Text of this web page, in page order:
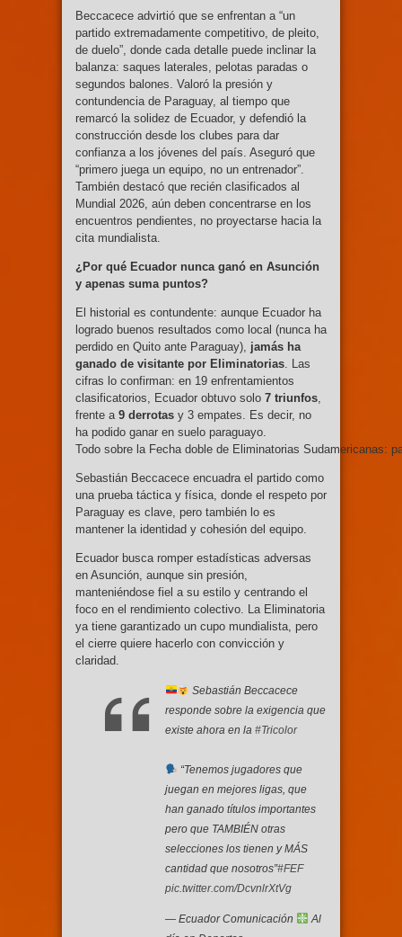
Beccacece advirtió que se enfrentan a “un
partido extremadamente competitivo, de pleito,
de duelo”, donde cada detalle puede inclinar la
balanza: saques laterales, pelotas paradas o
segundos balones. Valoró la presión y
contundencia de Paraguay, al tiempo que
remarcó la solidez de Ecuador, y defendió la
construcción desde los clubes para dar
confianza a los jóvenes del país. Aseguró que
“primero juega un equipo, no un entrenador”.
También destacó que recién clasificados al
Mundial 2026, aún deben concentrarse en los
encuentros pendientes, no proyectarse hacia la
cita mundialista.
¿Por qué Ecuador nunca ganó en Asunción
y apenas suma puntos?
El historial es contundente: aunque Ecuador ha
logrado buenos resultados como local (nunca ha
perdido en Quito ante Paraguay), jamás ha
ganado de visitante por Eliminatorias . Las
cifras lo confirman: en 19 enfrentamientos
clasificatorios, Ecuador obtuvo solo 7 triunfos
frente a 9 derrotas y 3 empates. Es decir, no
ha podido ganar en suelo paraguayo.
Todo sobre la Fecha doble de Eliminatorias Sudamericanas:
Sebastián Beccacece encuadra el partido como
una prueba táctica y física, donde el respeto por
Paraguay es clave, pero también lo es
mantener la identidad y cohesión del equipo.
Ecuador busca romper estadísticas adversas
en Asunción, aunque sin presión,
manteniéndose fiel a su estilo y centrando el
foco en el rendimiento colectivo. La Eliminatoria
ya tiene garantizado un cupo mundialista, pero
el cierre quiere hacerlo con convicción y
claridad.
Sebastián Beccacece
responde sobre la exigencia que
existe ahora en la #Tricolor
“Tenemos jugadores que
juegan en mejores ligas, que
han ganado títulos importantes
pero que TAMBIÉN otras
selecciones los tienen y MÁS
cantidad que nosotros”#FEF
pic.twitter.com/DcvnlrXtVg
— Ecuador Comunicación
Al